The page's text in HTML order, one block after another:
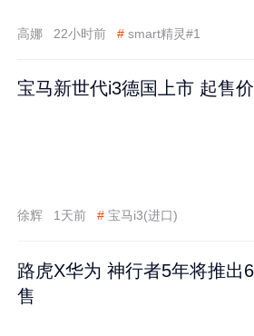
高娜 22小时前 # smart精灵#1
宝马新世代i3德国上市 起售
徐辉 1天前 # 宝马i3(进口)
路虎X华为 神行者5年将推出
售